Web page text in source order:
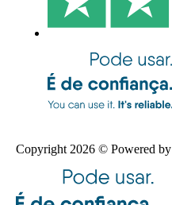
Copyright 2026 © Powered by